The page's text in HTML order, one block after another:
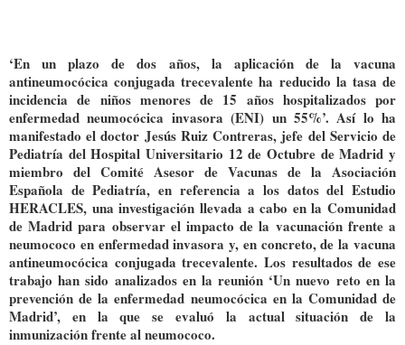
‘En un plazo de dos años, la aplicación de la vacuna
antineumocócica conjugada trecevalente ha reducido la tasa de
incidencia de niños menores de 15 años hospitalizados por
enfermedad neumocócica invasora (ENI) un 55%’. Así lo ha
manifestado el doctor Jesús Ruiz Contreras, jefe del Servicio de
Pediatría del Hospital Universitario 12 de Octubre de Madrid y
miembro del Comité Asesor de Vacunas de la Asociación
Española de Pediatría, en referencia a los datos del Estudio
HERACLES, una investigación llevada a cabo en la Comunidad
de Madrid para observar el impacto de la vacunación frente a
neumococo en enfermedad invasora y, en concreto, de la vacuna
antineumocócica conjugada trecevalente. Los resultados de ese
trabajo han sido analizados en la reunión ‘Un nuevo reto en la
prevención de la enfermedad neumocócica en la Comunidad de
Madrid’, en la que se evaluó la actual situación de la
inmunización frente al neumococo.